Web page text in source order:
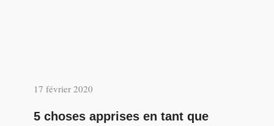
17 février 2020
5 choses apprises en tant que